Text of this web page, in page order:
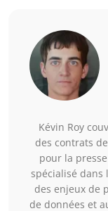
Kévin Roy
des contrats
pour la
spécialisé dans
des enjeux de
de données et